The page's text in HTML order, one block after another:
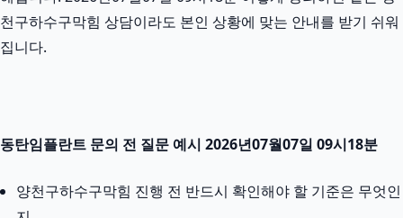
천구하수구막힘 상담이라도 본인 상황에 맞는 안내를 받기 쉬워
집니다.
동탄임플란트 문의 전 질문 예시 2026년07월07일 09시18분
양천구하수구막힘 진행 전 반드시 확인해야 할 기준은 무엇인